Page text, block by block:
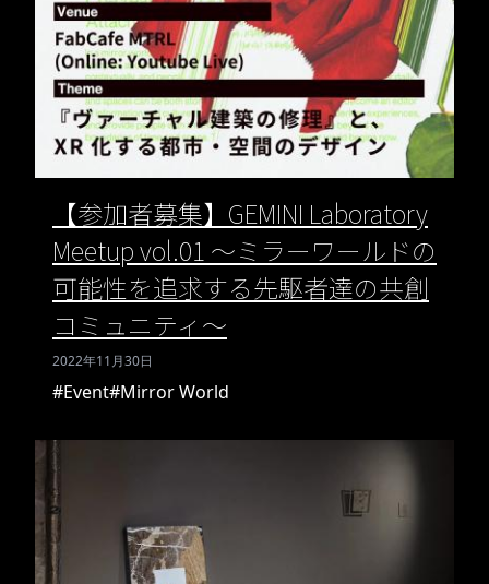
【参加者募集】GEMINI Laboratory
Meetup vol.01 〜ミラーワールドの
可能性を追求する先駆者達の共創
コミュニティ〜
2022年11月30日
#Event#Mirror World